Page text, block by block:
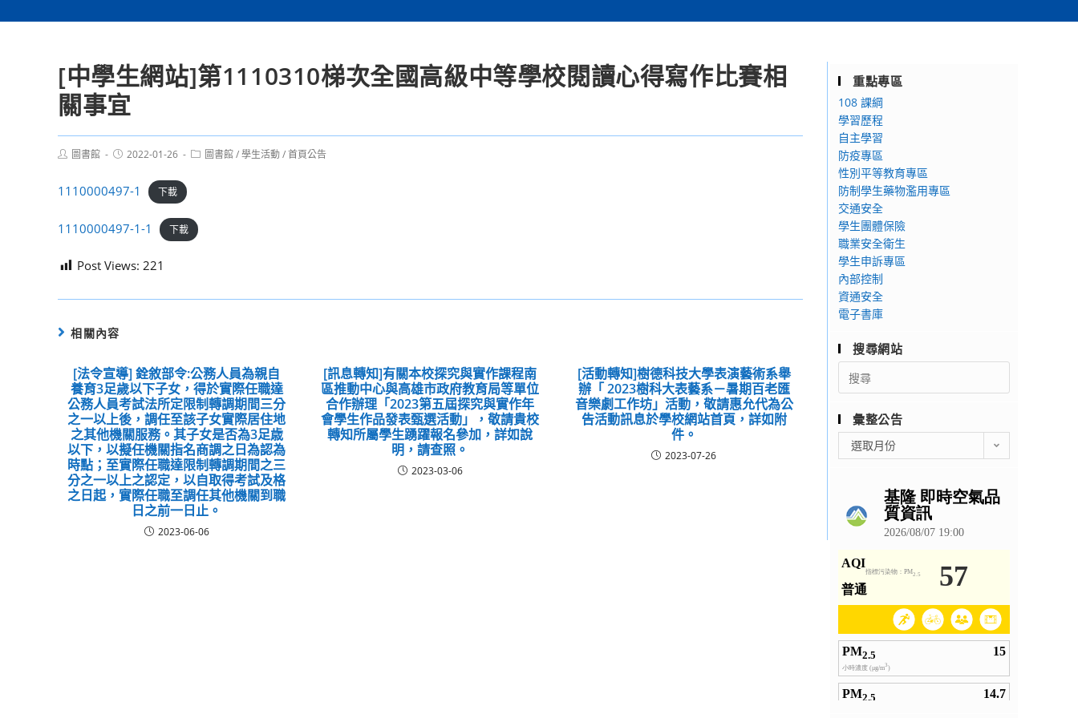
[中學生網站]第1110310梯次全國高級中等學校閱讀心得寫作比賽相
關事宜
Post圖書館
Post2022-01-26
Post圖書館/學生活動/首頁公告
1110000497-1 下載
1110000497-1-1 下載
Post Views: 221
相關內容
[法令宣導] 銓敘部令:公務人員為親自
養育3足歲以下子女，得於實際任職達
公務人員考試法所定限制轉調期間三分
之一以上後，調任至該子女實際居住地
之其他機關服務。其子女是否為3足歳
以下，以擬任機關指名商調之日為認為
時點；至實際任職達限制轉調期間之三
分之一以上之認定，以自取得考試及格
之日起，實際任職至調任其他機關到職
日之前一日止。
2023-06-06
[訊息轉知]有關本校探究與實作課程南
區推動中心與高雄市政府教育局等單位
合作辦理「2023第五屆探究與實作年
會學生作品發表甄選活動」，敬請貴校
轉知所屬學生踴躍報名參加，詳如說
明，請查照。
2023-03-06
[活動轉知]樹德科技大學表演藝術系舉
辦「 2023樹科大表藝系－暑期百老匯
音樂劇工作坊」活動，敬請惠允代為公
告活動訊息於學校網站首頁，詳如附
件。
2023-07-26
重點專區
108 課綱
學習歷程
自主學習
防疫專區
性別平等教育專區
防制學生藥物濫用專區
交通安全
學生團體保險
職業安全衛生
學生申訴專區
內部控制
資通安全
電子書庫
搜尋網站
Search
for:
彙整公告
整
選取月份